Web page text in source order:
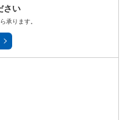
さい
承ります。